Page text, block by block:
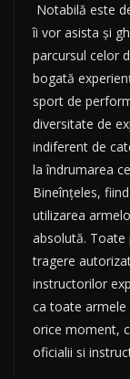
Notabilă este
îi vor asista și
parcursul celor
bogată
sport de
diversitate de
indiferent de
la îndrumarea
Bineînțeles,
utilizarea
absolută. Toate
tragere
instructorilor
ca toate armele
orice moment,
oficialii si